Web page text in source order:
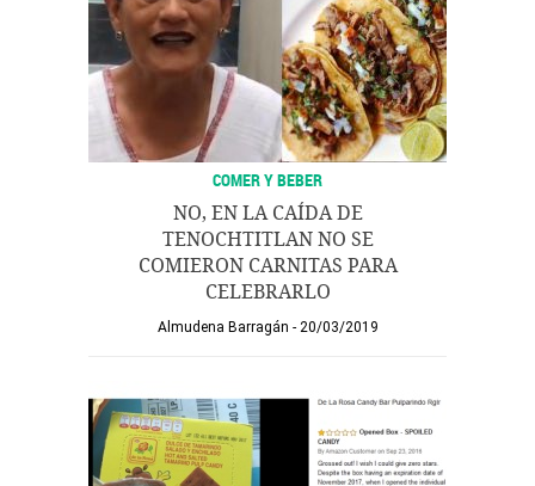
COMER Y BEBER
NO, EN LA CAÍDA DE
TENOCHTITLAN NO SE
COMIERON CARNITAS PARA
CELEBRARLO
Almudena Barragán 20/03/2019